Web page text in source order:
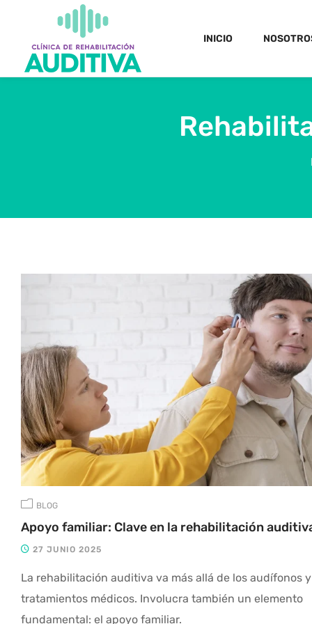
INICIO
BLOG
Apoyo familiar: Clave en la rehabilitación
27 JUNIO 2025
La rehabilitación auditiva va más allá de los audífonos
tratamientos médicos. Involucra también un elemento
fundamental: el apoyo familiar.